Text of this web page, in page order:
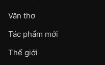
Văn thơ
Tác phẩm mới
Thế giới